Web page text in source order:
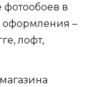
в
оформления –
лофт,